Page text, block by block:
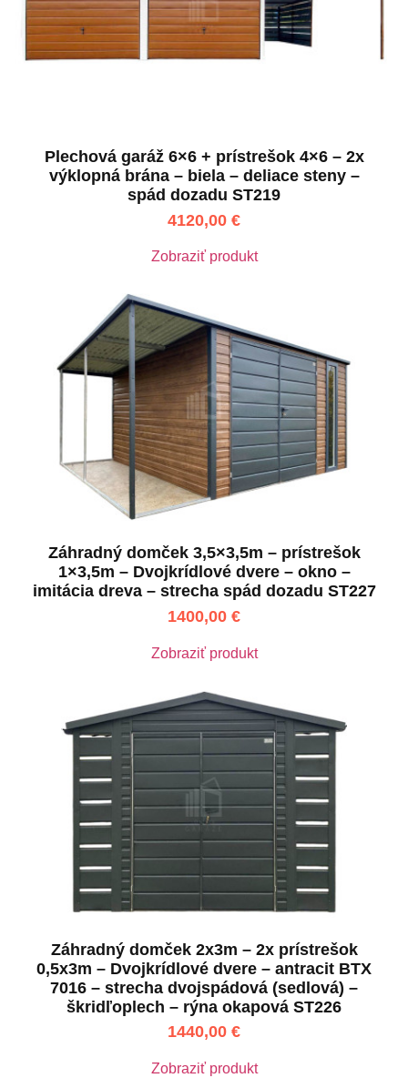
Plechová garáž 6×6 + prístrešok 4×6 – 2x
výklopná brána – biela – deliace steny –
spád dozadu ST219
4120,00 €
Zobraziť produkt
Záhradný domček 3,5×3,5m – prístrešok
1×3,5m – Dvojkrídlové dvere – okno –
imitácia dreva – strecha spád dozadu ST227
1400,00 €
Zobraziť produkt
Záhradný domček 2x3m – 2x prístrešok
0,5x3m – Dvojkrídlové dvere – antracit BTX
7016 – strecha dvojspádová (sedlová) –
škridľoplech – rýna okapová ST226
1440,00 €
Zobraziť produkt